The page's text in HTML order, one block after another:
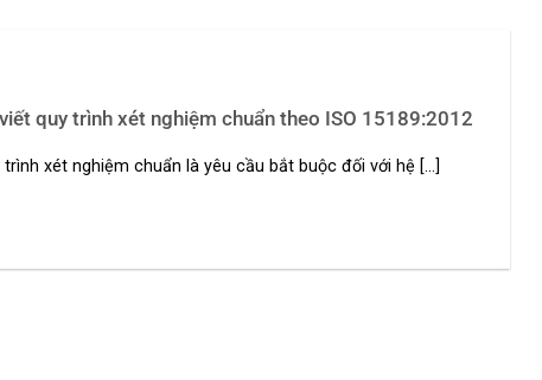
quy trình xét nghiệm chuẩn theo ISO 15189:2012
xét nghiệm chuẩn là yêu cầu bắt buộc đối với hệ [...]